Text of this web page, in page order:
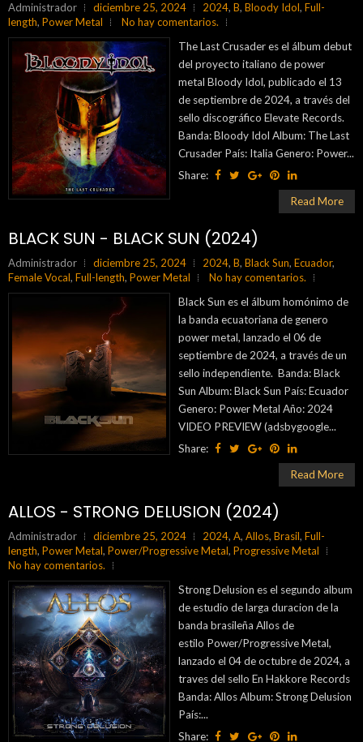
Administrador diciembre 25, 2024 2024, B, Bloody Idol, Full-
length, Power Metal
No hay comentarios.
The Last Crusader es el álbum debut
del proyecto italiano de power
metal Bloody Idol, publicado el 13
de septiembre de 2024, a través del
sello discográfico Elevate Records.
Banda: Bloody Idol Album: The Last
Crusader País: Italia Genero: Power...
Share:
Read More
BLACK SUN - BLACK SUN (2024)
Administrador diciembre 25, 2024 2024, B, Black Sun, Ecuador,
Female Vocal, Full-length, Power Metal
No hay comentarios.
Black Sun es el álbum homónimo de
la banda ecuatoriana de genero
power metal, lanzado el 06 de
septiembre de 2024, a través de un
sello independiente. Banda: Black
Sun Album: Black Sun País: Ecuador
Genero: Power Metal Año: 2024
VIDEO PREVIEW (adsbygoogle...
Share:
Read More
ALLOS - STRONG DELUSION (2024)
Administrador diciembre 25, 2024 2024, A, Allos, Brasil, Full-
length, Power Metal, Power/Progressive Metal, Progressive Metal
No hay comentarios.
Strong Delusion es el segundo album
de estudio de larga duracion de la
banda brasileña Allos de
estilo Power/Progressive Metal,
lanzado el 04 de octubre de 2024, a
traves del sello En Hakkore Records
Banda: Allos Album: Strong Delusion
País:...
Share: